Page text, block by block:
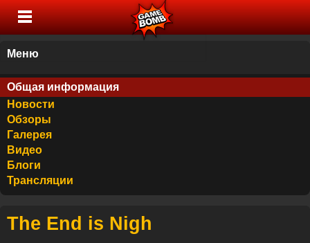
Меню
Общая информация
Новости
Обзоры
Галерея
Видео
Блоги
Трансляции
The End is Nigh